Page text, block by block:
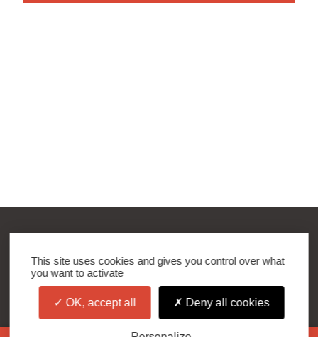
18, Avenue de Hollande
68110 Illzach - FRANCE
This site uses cookies and gives you control over what
you want to activate
OK, accept all Deny all cookies